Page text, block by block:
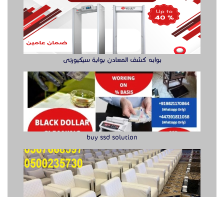
بوابه كشف المعادن بوابة سيكيورتى
buy ssd solution